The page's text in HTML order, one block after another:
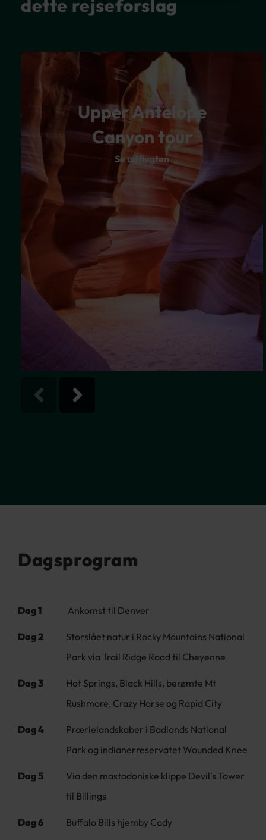
dette rejseforslag
Upper Antelope
Canyon tour
Se udflugten
Dagsprogram
Dag 1 Ankomst til Denver
Dag 2
Storslået natur i Rocky Mountains National
Park via Trail Ridge Road til Cheyenne
Dag 3
Hot Springs, Black Hills, berømte Mt
Rushmore, Crazy Horse og Rapid City
Dag 4
Prærielandskaber i Badlands National
Park og indianerreservatet Wounded Knee
Dag 5
Via den mastodoniske klippe Devil's Tower
til Billings
Dag 6 Buffalo Bills hjemby Cody